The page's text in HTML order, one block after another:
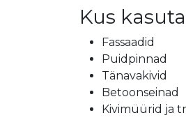
Kus
Fassaadid
Puidpinnad
Tänavakivid
Betoonseinad
Kivimüürid ja